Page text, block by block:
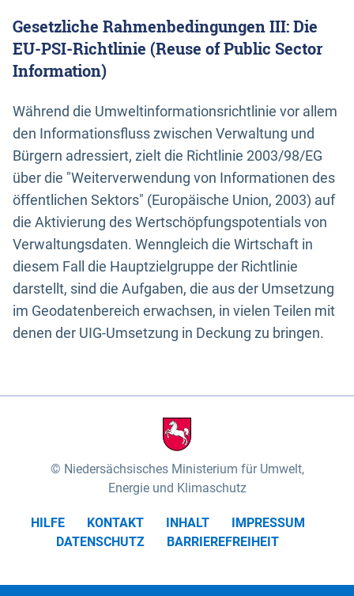
Gesetzliche Rahmenbedingungen III: Die
EU-PSI-Richtlinie (Reuse of Public Sector
Information)
Während die Umweltinformationsrichtlinie vor allem
den Informationsfluss zwischen Verwaltung und
Bürgern adressiert, zielt die Richtlinie 2003/98/EG
über die "Weiterverwendung von Informationen des
öffentlichen Sektors" (Europäische Union, 2003) auf
die Aktivierung des Wertschöpfungspotentials von
Verwaltungsdaten. Wenngleich die Wirtschaft in
diesem Fall die Hauptzielgruppe der Richtlinie
darstellt, sind die Aufgaben, die aus der Umsetzung
im Geodatenbereich erwachsen, in vielen Teilen mit
denen der UIG-Umsetzung in Deckung zu bringen.
Niedersächsisches Ministerium für Umwelt,
Energie und Klimaschutz
HILFE KONTAKT INHALT
IMPRESSUM
DATENSCHUTZ
BARRIEREFREIHEIT